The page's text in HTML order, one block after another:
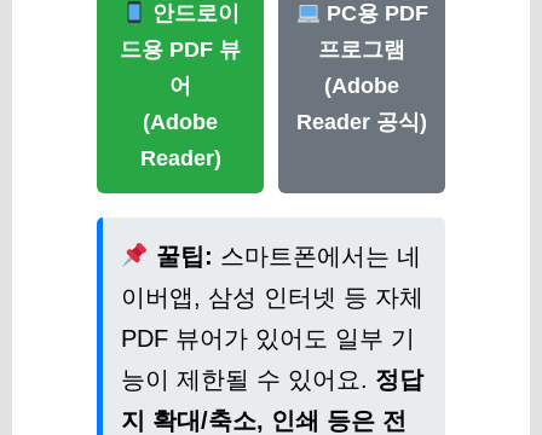
안드로이
드용 PDF 뷰
어
(Adobe
Reader)
PC용 PDF
프로그램
(Adobe
Reader 공식)
꿀팁: 스마트폰에서는 네
이버앱, 삼성 인터넷 등 자체
PDF 뷰어가 있어도 일부 기
능이 제한될 수 있어요. 정답
지 확대/축소, 인쇄 등은 전